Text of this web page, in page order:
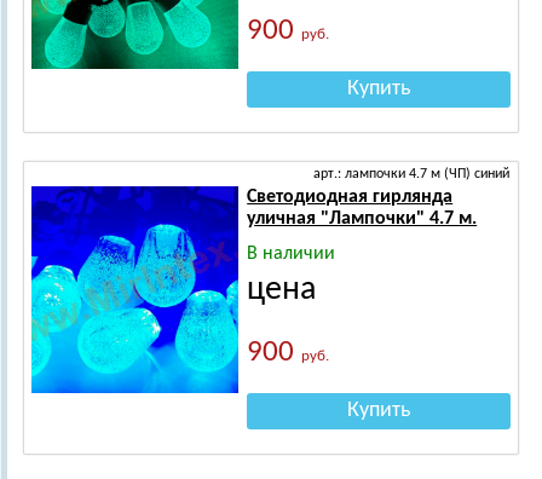
900руб.
Купить
арт.: лампочки 4.7 м (ЧП) синий
Светодиодная гирлянда
уличная "Лампочки" 4.7 м.
В наличии
цена
900руб.
Купить